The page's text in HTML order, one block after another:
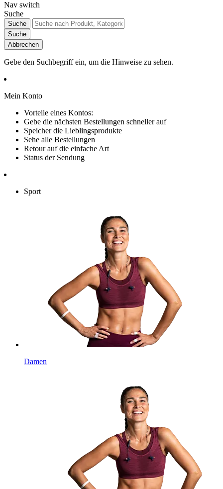
Nav switch
Suche
Suche
Suche
Abbrechen
Gebe den Suchbegriff ein, um die Hinweise zu sehen.
Mein Konto
Vorteile eines Kontos:
Gebe die nächsten Bestellungen schneller auf
Speicher die Lieblingsprodukte
Sehe alle Bestellungen
Retour auf die einfache Art
Status der Sendung
Sport
Damen